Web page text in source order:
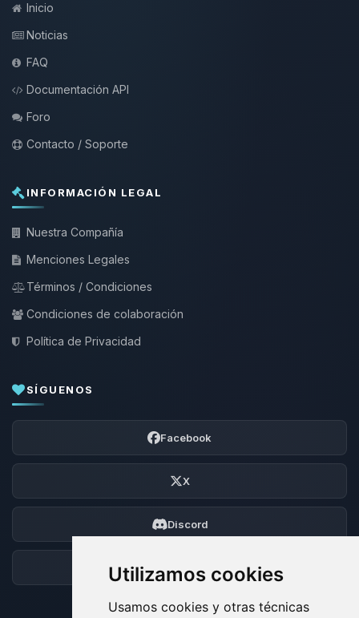
Utilizamos cookies
Usamos cookies y otras técnicas
Inicio
Noticias
FAQ
Documentación API
Foro
Contacto / Soporte
INFORMACIÓN LEGAL
Nuestra Compañía
Menciones Legales
Términos / Condiciones
Condiciones de colaboración
Política de Privacidad
SÍGUENOS
Facebook
X
Discord
Foro